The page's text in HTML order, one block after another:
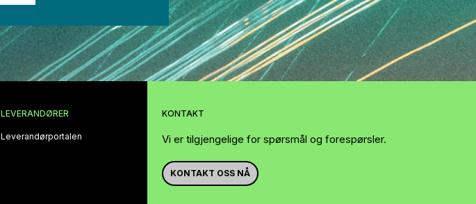
KONTAKT
Vi er tilgjengelige for spørsmål og forespørsler.
KONTAKT OSS NÅ
LEVERANDØRER
Leverandørportalen